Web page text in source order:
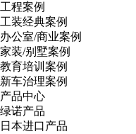
工程案例
工装经典案例
办公室/商业案例
家装/别墅案例
教育培训案例
新车治理案例
产品中心
绿诺产品
日本进口产品